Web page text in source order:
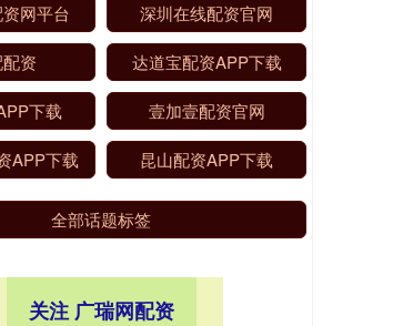
网平台 深圳在线配资官网
资 达道宝配资APP下载
下载 壹加壹配资官网
APP下载 昆山配资APP下载
全部话题标签
关注 广瑞网配资